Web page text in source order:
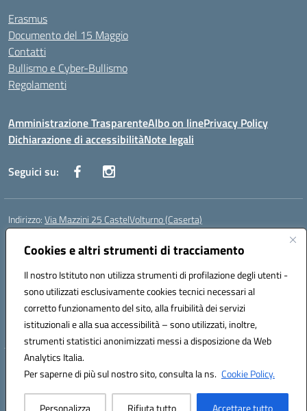
Cookies e altri strumenti di tracciamento
Il nostro Istituto non utilizza strumenti di profilazione degli utenti -
sono utilizzati esclusivamente cookies tecnici necessari al
corretto funzionamento del sito, alla fruibilità dei servizi
istituzionali e alla sua accessibilità – sono utilizzati, inoltre,
strumenti statistici anonimizzati messi a disposizione da Web
Analytics Italia.
Per saperne di più sul nostro sito, consulta la ns. Cookie Policy.
Personalizza Rifiuta tutto Accettare tutto
Erasmus
Documento del 15 Maggio
Contatti
Bullismo e Cyber-Bullismo
Regolamenti
Amministrazione TrasparenteAlbo on linePrivacy Policy
Dichiarazione di accessibilitàNote legali
Seguici su:
Indirizzo:Via Mazzini 25 CastelVolturno (Caserta)
Centralino:
Posta elettronica certificata (PEC):ceis014005@pec.istruzione.it
Codice fiscale: 93063510619
Codice meccanografico:CEIS014005
Codice Indice delle Pubbliche Amministrazioni (IPA): istsc_ceis014005
Codice unico di fatturazione (CUF): UOU8EW
Hosting & Powered by 3D Solution S.r.l.
Concept & Design by Designers Italia